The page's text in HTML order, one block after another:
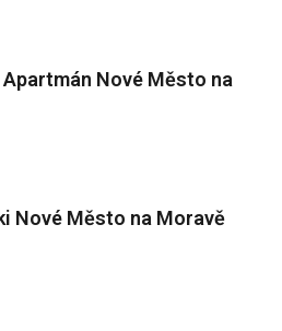
Nové Město na
Nové Město na Moravě